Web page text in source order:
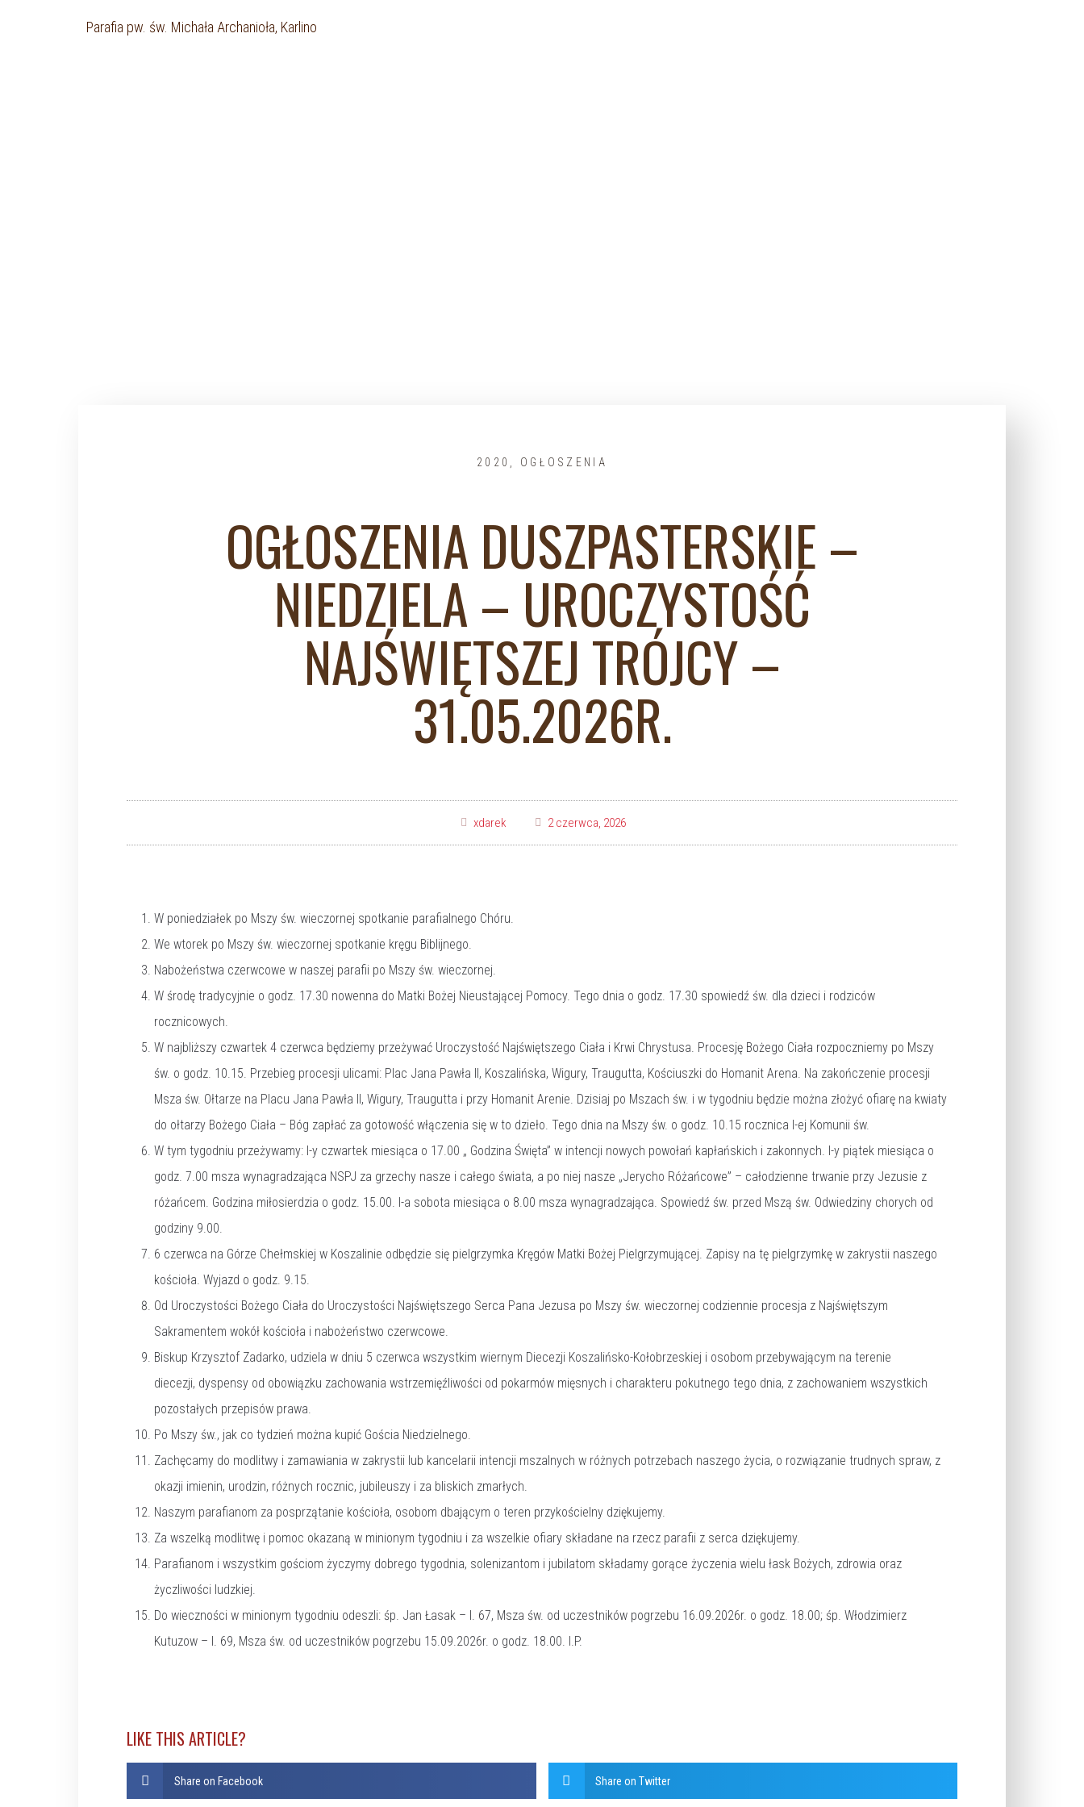
Parafia pw. św. Michała Archanioła, Karlino
2020 OGŁOSZENIA
OGŁOSZENIA DUSZPASTERSKIE –
NIEDZIELA – UROCZYSTOŚĆ
NAJŚWIĘTSZEJ TRÓJCY –
31.05.2026R.
xdarek 2 czerwca, 2026
W poniedziałek po Mszy św. wieczornej spotkanie parafialnego Chóru.
We wtorek po Mszy św. wieczornej spotkanie kręgu Biblijnego.
Nabożeństwa czerwcowe w naszej parafii po Mszy św. wieczornej.
W środę tradycyjnie o godz. 17.30 nowenna do Matki Bożej Nieustającej Pomocy. Tego dnia o godz. 17.30 spowiedź św. dla dzieci i rodziców
rocznicowych.
W najbliższy czwartek 4 czerwca będziemy przeżywać Uroczystość Najświętszego Ciała i Krwi Chrystusa. Procesję Bożego Ciała rozpoczniemy po Mszy
św. o godz. 10.15. Przebieg procesji ulicami: Plac Jana Pawła II, Koszalińska, Wigury, Traugutta, Kościuszki do Homanit Arena. Na zakończenie procesji
Msza św. Ołtarze na Placu Jana Pawła II, Wigury, Traugutta i przy Homanit Arenie. Dzisiaj po Mszach św. i w tygodniu będzie można złożyć ofiarę na kwiaty
do ołtarzy Bożego Ciała – Bóg zapłać za gotowość włączenia się w to dzieło. Tego dnia na Mszy św. o godz. 10.15 rocznica I-ej Komunii św.
W tym tygodniu przeżywamy: I-y czwartek miesiąca o 17.00 „ Godzina Święta” w intencji nowych powołań kapłańskich i zakonnych. I-y piątek miesiąca o
godz. 7.00 msza wynagradzająca NSPJ za grzechy nasze i całego świata, a po niej nasze „Jerycho Różańcowe” – całodzienne trwanie przy Jezusie z
różańcem. Godzina miłosierdzia o godz. 15.00. I-a sobota miesiąca o 8.00 msza wynagradzająca. Spowiedź św. przed Mszą św. Odwiedziny chorych od
godziny 9.00.
6 czerwca na Górze Chełmskiej w Koszalinie odbędzie się pielgrzymka Kręgów Matki Bożej Pielgrzymującej. Zapisy na tę pielgrzymkę w zakrystii naszego
kościoła. Wyjazd o godz. 9.15.
Od Uroczystości Bożego Ciała do Uroczystości Najświętszego Serca Pana Jezusa po Mszy św. wieczornej codziennie procesja z Najświętszym
Sakramentem wokół kościoła i nabożeństwo czerwcowe.
Biskup Krzysztof Zadarko, udziela w dniu 5 czerwca wszystkim wiernym Diecezji Koszalińsko-Kołobrzeskiej i osobom przebywającym na terenie
diecezji, dyspensy od obowiązku zachowania wstrzemięźliwości od pokarmów mięsnych i charakteru pokutnego tego dnia, z zachowaniem wszystkich
pozostałych przepisów prawa.
Po Mszy św., jak co tydzień można kupić Gościa Niedzielnego.
Zachęcamy do modlitwy i zamawiania w zakrystii lub kancelarii intencji mszalnych w różnych potrzebach naszego życia, o rozwiązanie trudnych spraw, z
okazji imienin, urodzin, różnych rocznic, jubileuszy i za bliskich zmarłych.
Naszym parafianom za posprzątanie kościoła, osobom dbającym o teren przykościelny dziękujemy.
Za wszelką modlitwę i pomoc okazaną w minionym tygodniu i za wszelkie ofiary składane na rzecz parafii z serca dziękujemy.
Parafianom i wszystkim gościom życzymy dobrego tygodnia, solenizantom i jubilatom składamy gorące życzenia wielu łask Bożych, zdrowia oraz
życzliwości ludzkiej.
Do wieczności w minionym tygodniu odeszli: śp. Jan Łasak – l. 67, Msza św. od uczestników pogrzebu 16.09.2026r. o godz. 18.00; śp. Włodzimierz
Kutuzow – l. 69, Msza św. od uczestników pogrzebu 15.09.2026r. o godz. 18.00. I.P.
LIKE THIS ARTICLE?
Share on Facebook Share on Twitter